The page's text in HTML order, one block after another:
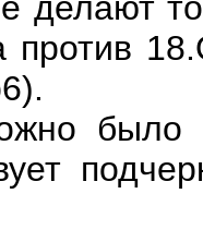
против
было